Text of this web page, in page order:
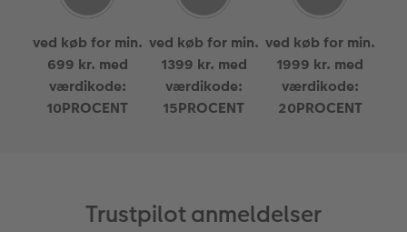
ved køb for min.
699 kr. med
værdikode:
10PROCENT
ved køb for min.
1399 kr. med
værdikode:
15PROCENT
ved køb for min.
1999 kr. med
værdikode:
20PROCENT
Trustpilot anmeldelser